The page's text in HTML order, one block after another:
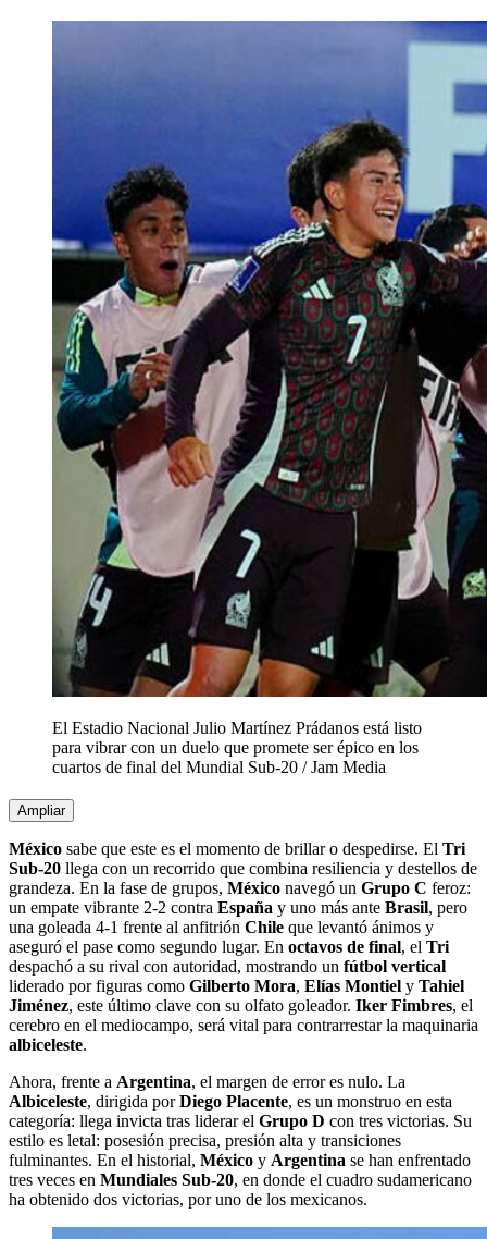
El Estadio Nacional Julio Martínez Prádanos está listo
para vibrar con un duelo que promete ser épico en los
cuartos de final del Mundial Sub-20 /Jam Media
Ampliar
México sabe que este es el momento de brillar o despedirse. El Tri
Sub-20 llega con un recorrido que combina resiliencia y destellos de
grandeza. En la fase de grupos, México navegó un Grupo C feroz:
un empate vibrante 2-2 contra España y uno más ante Brasil, pero
una goleada 4-1 frente al anfitrión Chile que levantó ánimos y
aseguró el pase como segundo lugar. En octavos de final, el Tri
despachó a su rival con autoridad, mostrando un fútbol vertical
liderado por figuras como Gilberto Mora, Elías Montiel y Tahiel
Jiménez, este último clave con su olfato goleador. Iker Fimbres, el
cerebro en el mediocampo, será vital para contrarrestar la maquinaria
albiceleste.
Ahora, frente a Argentina, el margen de error es nulo. La
Albiceleste, dirigida porDiego Placente, es un monstruo en esta
categoría: llega invicta tras liderar el Grupo D con tres victorias. Su
estilo es letal: posesión precisa, presión alta y transiciones
fulminantes. En el historial, México y Argentina se han enfrentado
tres veces en Mundiales Sub-20, en donde el cuadro sudamericano
ha obtenido dos victorias, por uno de los mexicanos.